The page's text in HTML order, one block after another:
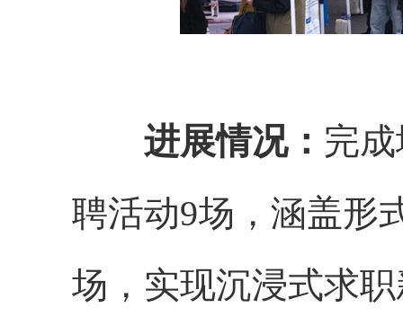
进展情况： 完
聘活动9场，涵盖形
场，实现沉浸式求